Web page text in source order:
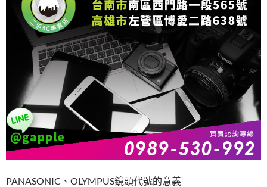
PANASONIC、OLYMPUS鏡頭代號的意義